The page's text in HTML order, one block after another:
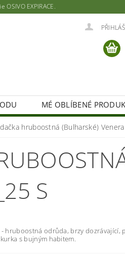
EXPIRACE.
MÉ OBLÍBENÉ
hruboostná (Bulharské)
S
- hruboostná odrůda, brzy dozrávající,
s bujným habitem.